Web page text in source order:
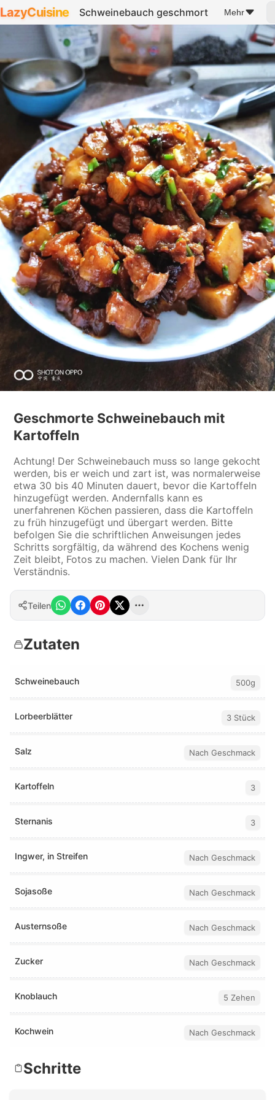
LazyCuisine Schweinebauch geschmort Mehr
Geschmorte Schweinebauch mit
Kartoffeln
Achtung! Der Schweinebauch muss so lange gekocht
werden, bis er weich und zart ist, was normalerweise
etwa 30 bis 40 Minuten dauert, bevor die Kartoffeln
hinzugefügt werden. Andernfalls kann es
unerfahrenen Köchen passieren, dass die Kartoffeln
zu früh hinzugefügt und übergart werden. Bitte
befolgen Sie die schriftlichen Anweisungen jedes
Schritts sorgfältig, da während des Kochens wenig
Zeit bleibt, Fotos zu machen. Vielen Dank für Ihr
Verständnis.
Teilen
Zutaten
Schweinebauch 500g
Lorbeerblätter 3 Stück
Salz Nach Geschmack
Kartoffeln 3
Sternanis 3
Ingwer, in Streifen Nach Geschmack
Sojasoße Nach Geschmack
Austernsoße Nach Geschmack
Zucker Nach Geschmack
Knoblauch 5 Zehen
Kochwein Nach Geschmack
Schritte